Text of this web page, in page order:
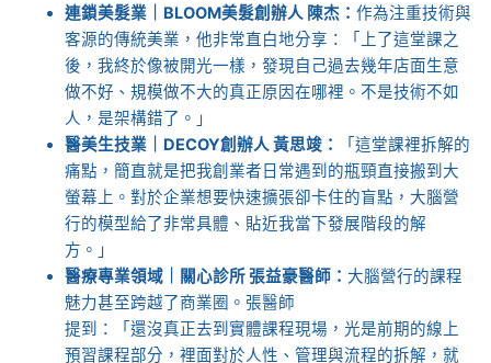
連鎖美髮業｜BLOOM美髮創辦人 陳杰： 作為注重技術與
客源的傳統美業，他非常直白地分享：「上了這堂課之
後，我終於像被開光一樣，發現自己過去幾年店面生意
做不好、規模做不大的真正原因在哪裡。不是技術不如
人，是架構錯了。」
醫美生技業｜DECOY創辦人 黃思竣：
「這堂課裡拆解的
痛點，簡直就是把我創業者日常遇到的瓶頸直接搬到大
螢幕上。對於企業想要快速擴張卻卡住的盲點，大腦營
行的模型給了非常具體、貼近我當下發展階段的解
方。」
醫療專業領域｜關心診所 張益豪醫師： 大腦營行的課程
魅力甚至跨越了商業圈。張醫師
提到：「還沒真正去到實體課程現場，光是前期的線上
預習課程部分，裡面對於人性、管理與流程的拆解，就